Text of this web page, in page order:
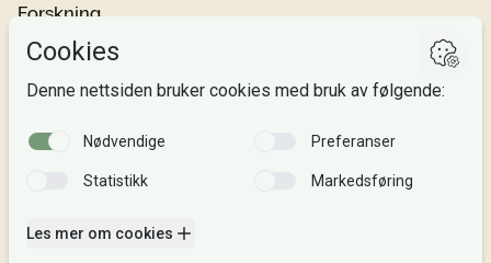
Forskning
Om oss
Si fra!
Følg oss